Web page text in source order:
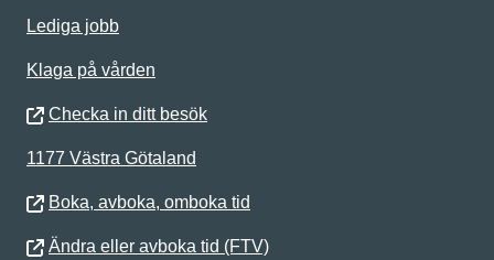
Lediga jobb
Klaga på vården
Checka in ditt besök
1177 Västra Götaland
Boka, avboka, omboka tid
Ändra eller avboka tid (FTV)